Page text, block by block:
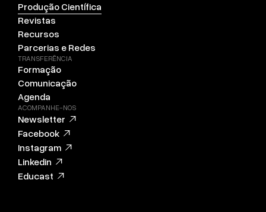
Produção Científica
Revistas
Recursos
Parcerias e Redes
TRANSFERÊNCIA
Formação
Comunicação
Agenda
ACOMPANHE-NOS
Newsletter
Facebook
Instagram
Linkedin
Educast